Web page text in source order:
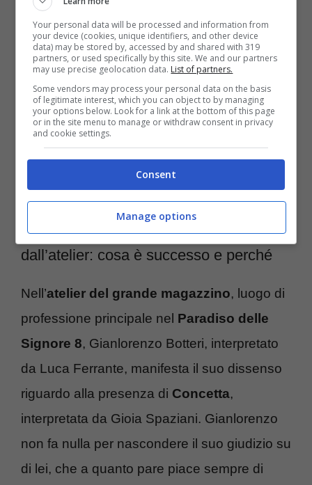
Umberto, interpretato da Roberto Farnesi,
cerca di convincere Tancredi, interpretato da
Flavio Parenti, adagire di nascosto dalla
moglie,nel tentativo di preservare gli
interessi della Galleria Milano Moda. Nel
frattempo, Matilde compie un gesto inatteso
nei confronti del marito.
Il Paradiso delle Signore 8, fuori
dall’atelier: cosa è successo e perché
Nell’atelier del grande magazzino, luogo di
professione principale nel Paradiso delle
Signore 8, Gianlorenzo Botteri, interpretato
da Luca Ferrante, manifesta il suo dissenso
riguardo alla presenza di Concetta,
interpretata da Gioia Spaziani. Gianlorenzo
non fa nulla per nascondere il suo giudizio su
di lei, che a quanto pare piace sempre di
Your personal data will be processed and information from
your device (cookies, unique identifiers, and other device
data) may be stored by, accessed by and shared with 319
partners, or used specifically by this site. We and our partners
may use precise geolocation data. List of partners.
Some vendors may process your personal data on the basis
of legitimate interest, which you can object to by managing
your options below. Look for a link at the bottom of this page
or in the site menu to manage or withdraw consent in privacy
and cookie settings.
Consent
Manage options